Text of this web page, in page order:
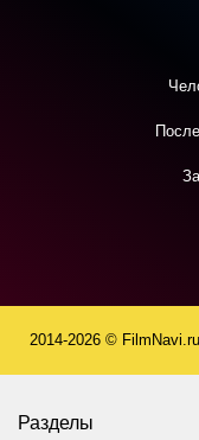
2014-2026 ©
Разделы